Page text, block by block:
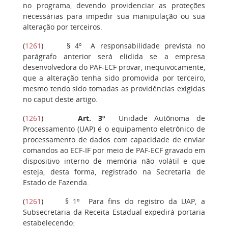
no programa, devendo providenciar as proteções
necessárias para impedir sua manipulação ou sua
alteração por terceiros.
(1261) § 4º A responsabilidade prevista no
parágrafo anterior será elidida se a empresa
desenvolvedora do PAF-ECF provar, inequivocamente,
que a alteração tenha sido promovida por terceiro,
mesmo tendo sido tomadas as providências exigidas
no caput deste artigo.
(1261) Art. 3ºUnidade Autônoma de
Processamento (UAP) é o equipamento eletrônico de
processamento de dados com capacidade de enviar
comandos ao ECF-IF por meio de PAF-ECF gravado em
dispositivo interno de memória não volátil e que
esteja, desta forma, registrado na Secretaria de
Estado de Fazenda.
(1261) § 1º
Para fins do registro da UAP, a
Subsecretaria da Receita Estadual expedirá portaria
estabelecendo: